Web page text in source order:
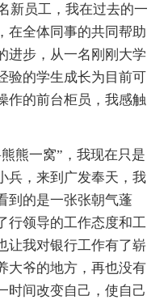
新员工，我在过去的一
在全体同事的共同帮助
进步，从一名刚刚大学
验的学生成长为目前可
作的前台柜员，我感触
熊一窝”，我现在只是
兵，来到广发奉天，我
到的是一张张朝气蓬
行领导的工作态度和工
让我对银行工作有了崭
大爷的地方，再也没有
时间改变自己，使自己